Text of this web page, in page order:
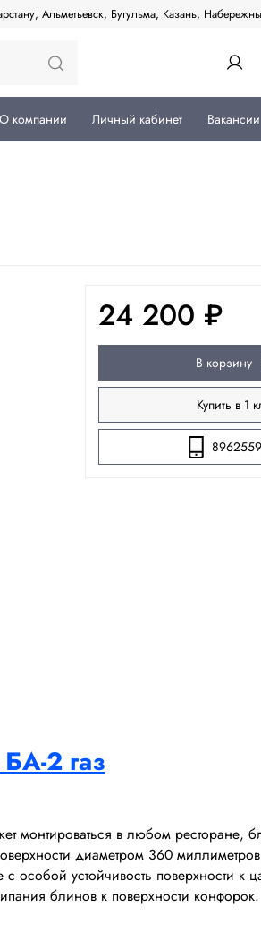
Альметьевск, Бугульма, Казань,
О компании Личный кабинет
Вакансии
24 200 ₽
В корзину
Купить в 1
2 газ
монтироваться в любом ресторане,
диаметром 360
особой устойчивость поверхности к
блинов к поверхности конфорок.